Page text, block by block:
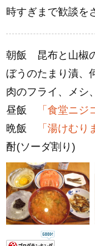
時すぎまで歓談を
朝飯 昆布と山椒
ぼうのたまり漬、
肉のフライ、メシ、
昼飯
「食堂ニ
晩飯
「湯けむ
酎(ソーダ割り)